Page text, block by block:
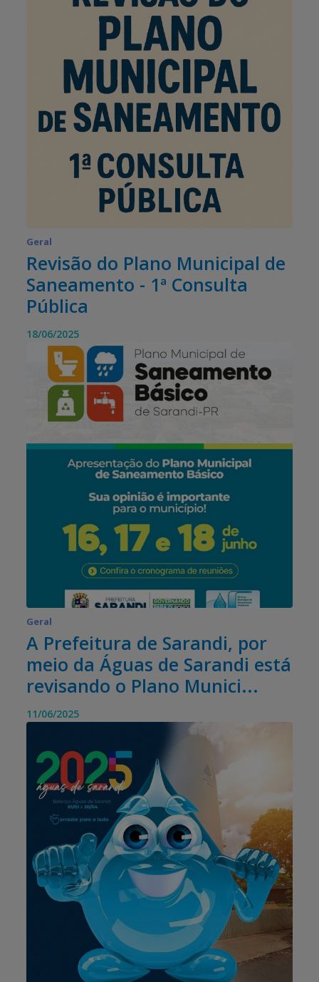
Geral
Revisão do Plano Municipal de
Saneamento - 1ª Consulta
Pública
18/06/2025
Geral
A Prefeitura de Sarandi, por
meio da Águas de Sarandi está
revisando o Plano Munici...
11/06/2025